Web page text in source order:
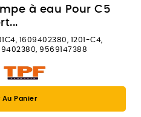
à eau Pour C5
1609402380, 1201-C4,
9569147388
Au Panier